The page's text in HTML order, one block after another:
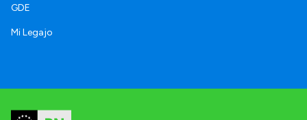
GDE
Mi Legajo